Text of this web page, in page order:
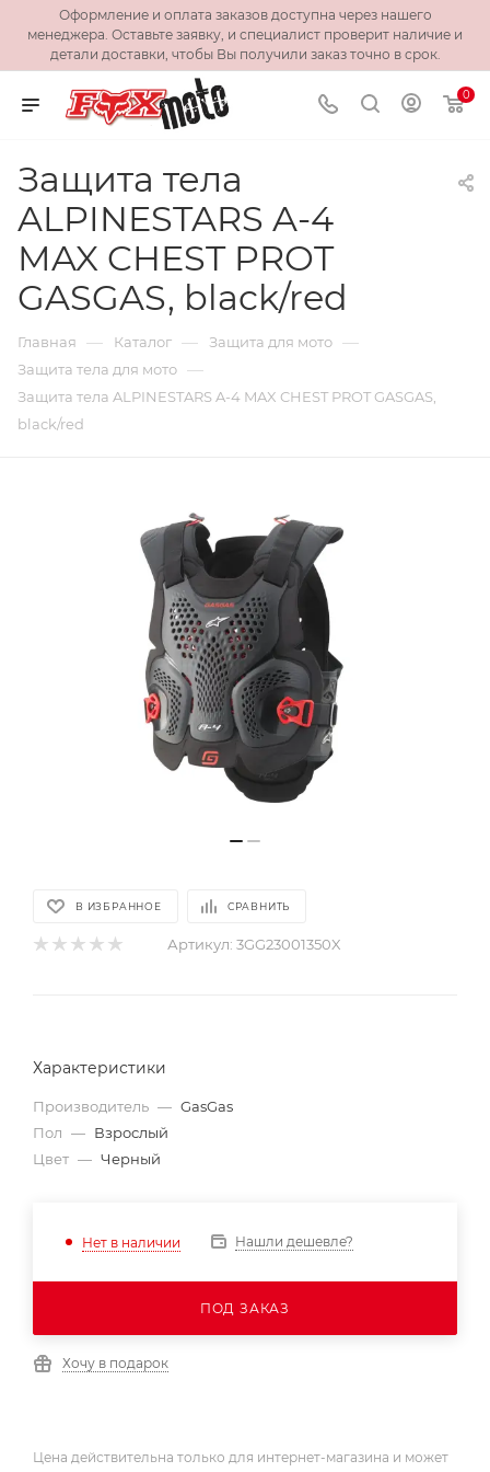
Оформление и оплата заказов доступна через нашего
менеджера. Оставьте заявку, и специалист проверит наличие и
детали доставки, чтобы Вы получили заказ точно в срок.
0
Защита тела
ALPINESTARS A-4
MAX CHEST PROT
GASGAS, black/red
Главная — Каталог — Защита для мото —
Защита тела для мото —
Защита тела ALPINESTARS A-4 MAX CHEST PROT GASGAS,
black/red
В ИЗБРАННОЕ СРАВНИТЬ
Артикул: 3GG23001350X
Характеристики
Производитель — GasGas
Пол — Взрослый
Цвет — Черный
Нет в наличии Нашли дешевле?
ПОД ЗАКАЗ
Хочу в подарок
Цена действительна только для интернет-магазина и может